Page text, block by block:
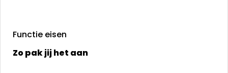
Functie eisen
Zo pak jij het aan